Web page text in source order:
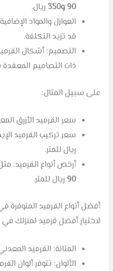
90 و350
ريال.
العوازل والمواد
قد تزيد التكلفة.
التصميم: أشكال
ذات التصاميم
على سبيل المثال:
سعر القرميد الأزرق
سعر تركيب القرميد
ريال للمتر.
أرخص أنواع القرميد:
90 ريال للمتر.
أفضل أنواع القرميد
لاختيار أفضل قرميد لمنزلك
المتانة: القرميد
الألوان: تتوفر ألوان